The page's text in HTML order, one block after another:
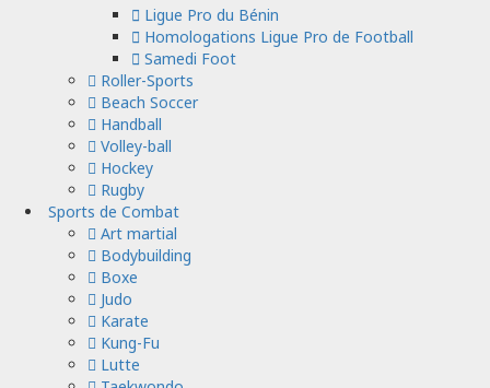
Ligue Pro du Bénin
Homologations Ligue Pro de Football
Samedi Foot
Roller-Sports
Beach Soccer
Handball
Volley-ball
Hockey
Rugby
Sports de Combat
Art martial
Bodybuilding
Boxe
Judo
Karate
Kung-Fu
Lutte